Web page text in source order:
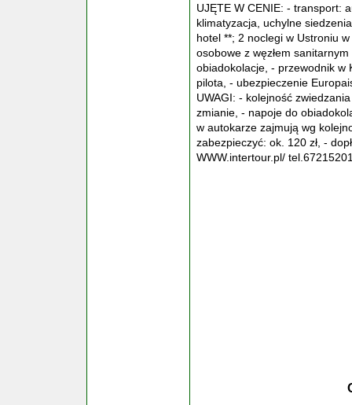
UJĘTE W CENIE: - transport:
klimatyzacja, uchylne
hotel **; 2 noclegi w Ustroniu
osobowe z węzłem
obiadokolacje, - przewodnik w
pilota, - ubezpieczenie
UWAGI: - kolejność
zmianie, - napoje do
w autokarze zajmują wg
zabezpieczyć: ok. 120 zł, -
WWW.intertour.pl/